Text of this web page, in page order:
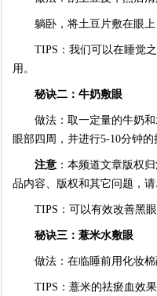
躺卧，将土豆片敷在眼上
TIPS：我们可以在睡觉之
用。
秘诀二：牛奶敷眼
做法：取一定量的牛奶和
眼部四周，并进行5-10分钟的
注意 ：本频道文章版权
品内容、版权和其它问题，
TIPS：可以有效改善黑眼
秘诀三：薏米水敷眼
做法：在临睡前用化妆棉
TIPS：薏米的祛瘀血效果